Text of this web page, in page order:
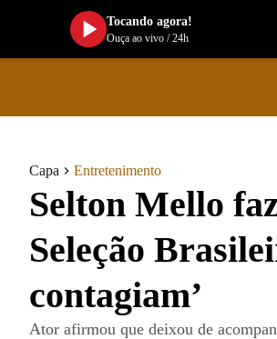
Capa Entretenimento
Selton Mello
Seleção
contagiam’
Ator afirmou que deixou de
Tocando agora!
Ouça ao vivo/24h